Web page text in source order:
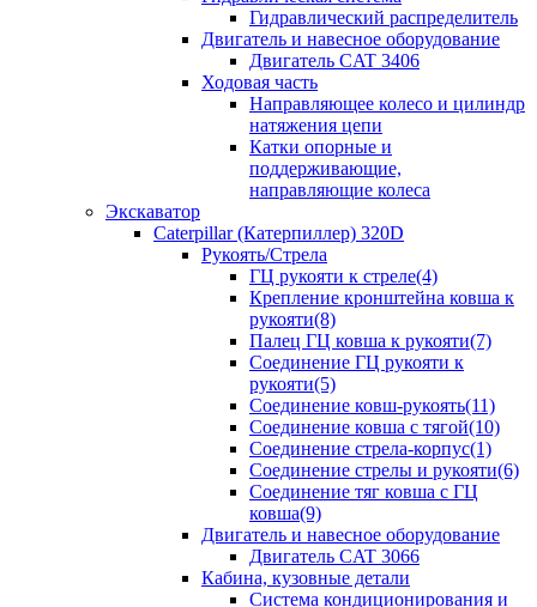
Гидравлический распределитель
Двигатель и навесное оборудование
Двигатель CAT 3406
Ходовая часть
Направляющее колесо и цилиндр
натяжения цепи
Катки опорные и
поддерживающие,
направляющие колеса
Экскаватор
Caterpillar (Катерпиллер) 320D
Рукоять/Стрела
ГЦ рукояти к стреле(4)
Крепление кронштейна ковша к
рукояти(8)
Палец ГЦ ковша к рукояти(7)
Соединение ГЦ рукояти к
рукояти(5)
Соединение ковш-рукоять(11)
Соединение ковша с тягой(10)
Соединение стрела-корпус(1)
Соединение стрелы и рукояти(6)
Соединение тяг ковша с ГЦ
ковша(9)
Двигатель и навесное оборудование
Двигатель CAT 3066
Кабина, кузовные детали
Система кондиционирования и